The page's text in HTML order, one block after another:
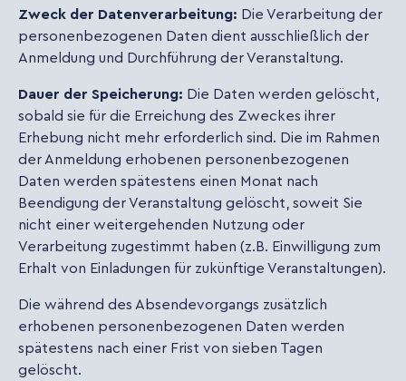
Zweck der Datenverarbeitung: Die Verarbeitung der
personenbezogenen Daten dient ausschließlich der
Anmeldung und Durchführung der Veranstaltung.
Dauer der Speicherung: Die Daten werden gelöscht,
sobald sie für die Erreichung des Zweckes ihrer
Erhebung nicht mehr erforderlich sind. Die im Rahmen
der Anmeldung erhobenen personenbezogenen
Daten werden spätestens einen Monat nach
Beendigung der Veranstaltung gelöscht, soweit Sie
nicht einer weitergehenden Nutzung oder
Verarbeitung zugestimmt haben (z.B. Einwilligung zum
Erhalt von Einladungen für zukünftige Veranstaltungen).
Die während des Absendevorgangs zusätzlich
erhobenen personenbezogenen Daten werden
spätestens nach einer Frist von sieben Tagen
gelöscht.